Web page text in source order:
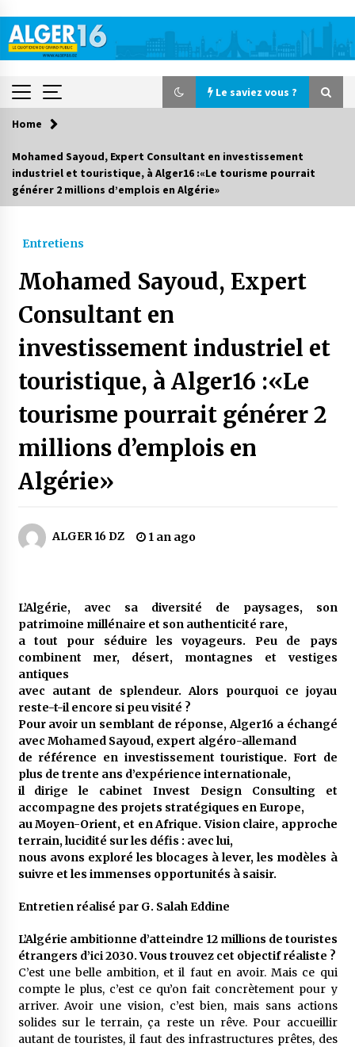
content
Le saviez vous ?
Le saviez vous ?
Accidents de la circulation : 11 décès et 243
blessés en 24 heures
4 jours ago
Parking de la Promenade des Sablettes : Mis en
service de bornes automatiques
5 jours ago
Carte Chiffa : Mise à jour au niveau des
pharmacies désormais possible pour les
ayants droit
6 jours ago
officiels sur les réseaux sociaux
Droit de change : Le CPA lance une carte VISA
En service à partir du 1er août prochain :
Lancement de la plateforme numérique dédiée
à l’importation
2 semaines ago
Affaires religieuses : Ouverture des
candidatures au concours du Prix national du
meilleur prêche du vendredi
2 semaines ago
Droit à l’affiliation au régime national de
retraite : Coup d’envoi d’une campagne de
sensibilisation au profit de la communauté
nationale à l’étranger
3 semaines ago
Lancement d’une campagne nationale de
sensibilisation sur la lutte contre le travail
fabriquée localement : Une équipe d’étudiants
algériens participe à une compétition
internationale
3 semaines ago
Université Alger 3 : Lancement d’un master à
cursus intégré à la licence en communication
en langue amazighe
3 semaines ago
Home
Mohamed Sayoud, Expert Consultant en investissement
industriel et touristique, à Alger16 :«Le tourisme pourrait
générer 2 millions d’emplois en Algérie»
Entretiens
Mohamed Sayoud, Expert
Consultant en
investissement industriel et
touristique, à Alger16 :«Le
tourisme pourrait générer 2
millions d’emplois en
Algérie»
ALGER 16 DZ 1 an ago
L’Algérie, avec sa diversité de paysages, son
patrimoine millénaire et son authenticité rare,
a tout pour séduire les voyageurs. Peu de pays
combinent mer, désert, montagnes et vestiges
antiques
avec autant de splendeur. Alors pourquoi ce joyau
reste-t-il encore si peu visité ?
Pour avoir un semblant de réponse, Alger16 a échangé
avec Mohamed Sayoud, expert algéro-allemand
de référence en investissement touristique. Fort de
plus de trente ans d’expérience internationale,
il dirige le cabinet Invest Design Consulting et
accompagne des projets stratégiques en Europe,
au Moyen-Orient, et en Afrique. Vision claire, approche
terrain, lucidité sur les défis : avec lui,
nous avons exploré les blocages à lever, les modèles à
suivre et les immenses opportunités à saisir.
Entretien réalisé par G. Salah Eddine
L’Algérie ambitionne d’atteindre 12 millions de touristes
étrangers d’ici 2030. Vous trouvez cet objectif réaliste ?
C’est une belle ambition, et il faut en avoir. Mais ce qui
compte le plus, c’est ce qu’on fait concrètement pour y
arriver. Avoir une vision, c’est bien, mais sans actions
solides sur le terrain, ça reste un rêve. Pour accueillir
autant de touristes, il faut des infrastructures prêtes, des